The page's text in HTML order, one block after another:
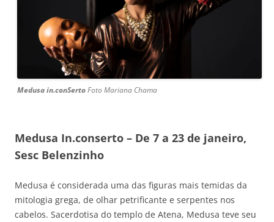
Medusain.conSertoFoto Mariana Chama
Medusa In.conserto – De 7 a 23 de janeiro,
Sesc Belenzinho
Medusa é considerada uma das figuras mais temidas da
mitologia grega, de olhar petrificante e serpentes nos
cabelos. Sacerdotisa do templo de Atena, Medusa teve seu